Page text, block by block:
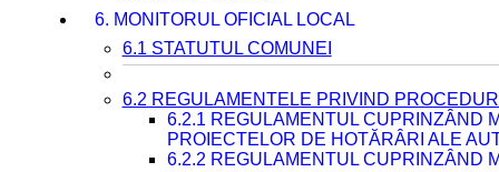
6. MONITORUL OFICIAL LOCAL
6.1 STATUTUL COMUNEI
6.2 REGULAMENTELE PRIVIND
6.2.1 REGULAMENTUL CUPRINZÂND
PROIECTELOR DE HOTĂRÂRI ALE
6.2.2 REGULAMENTUL CUPRINZÂND